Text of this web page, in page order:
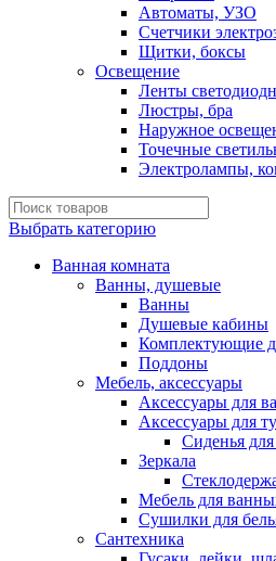
Автоматы, УЗО
Счетчики
Щитки, боксы
Освещение
Ленты
Люстры, бра
Наружное
Точечные
Электролампы,
Выбрать категорию
Ванная комната
Ванны, душевые
Ванны
Душевые кабины
Комплектующие
Поддоны
Мебель, аксессуары
Аксессуары для
Аксессуары для
Сиденья
Зеркала
Мебель для
Сушилки для
Сантехника